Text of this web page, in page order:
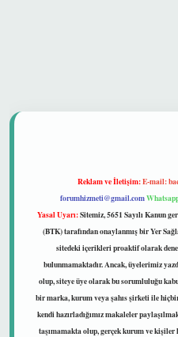
Reklam ve İletişim:E-mail:
forumhizmeti@gmail.com
Yasal Uyarı:Sitemiz, 5651 Sayılı Kanun
(BTK) tarafından onaylanmış bir Yer
sitedeki içerikleri proaktif olarak
bulunmamaktadır. Ancak, üyelerimiz
olup, siteye üye olarak bu sorumluluğu
bir marka, kurum veya şahıs şirketi ile
kendi hazırladığımız makaleler
taşımamakta olup, gerçek kurum ve kişiler